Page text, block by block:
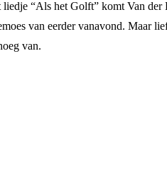
“Als het Golft” komt Van
van eerder vanavond. Maar
van.